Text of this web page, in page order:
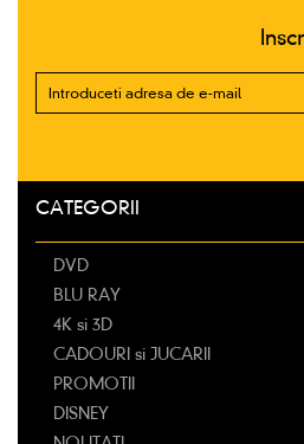
CATEGORII
DVD
BLU RAY
4K si 3D
CADOURI si JUCARII
PROMOTII
DISNEY